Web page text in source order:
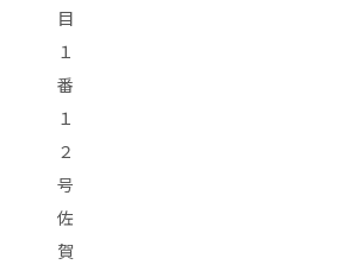
目
１
番
１
２
号
佐
賀